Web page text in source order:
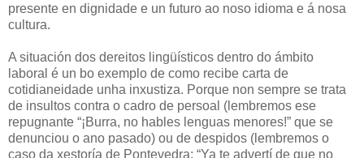
presente en dignidade e un futuro ao noso idioma e á nosa
cultura.
A situación dos dereitos lingüísticos dentro do ámbito
laboral é un bo exemplo de como recibe carta de
cotidianeidade unha inxustiza. Porque non sempre se trata
de insultos contra o cadro de persoal (lembremos ese
repugnante “¡Burra, no hables lenguas menores!” que se
denunciou o ano pasado) ou de despidos (lembremos o
caso da xestoría de Pontevedra: “Ya te advertí de que no